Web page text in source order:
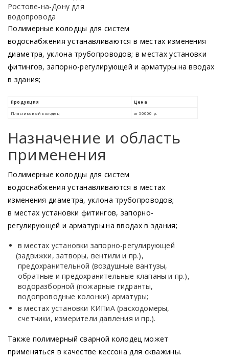
Полимерные колодцы для систем
водоснабжения устанавливаются в местах изменения
диаметра, уклона трубопроводов; в местах установки
фитингов, запорно-регулирующей и арматуры.на вводах
в здания;
Назначение и область
применения
Полимерные колодцы для систем
водоснабжения устанавливаются в местах
изменения диаметра, уклона трубопроводов;
в местах установки фитингов, запорно-
регулирующей и арматуры.на вводах в здания;
в местах установки запорно-регулирующей
(задвижки, затворы, вентили и пр.),
предохранительной (воздушные вантузы,
обратные и предохранительные клапаны и пр.),
водоразборной (пожарные гидранты,
водопроводные колонки) арматуры;
в местах установки КИПиА (расходомеры,
счетчики, измерители давления и пр.).
Также полимерный сварной колодец может
применяться в качестве кессона для скважины.